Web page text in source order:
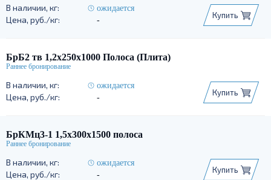
ожидается
-
Купить
БрБ2 тв 1,2х250х1000 Полоса (Плита)
ожидается
-
Купить
БрКМц3-1 1,5х300х1500 полоса
ожидается
-
Купить